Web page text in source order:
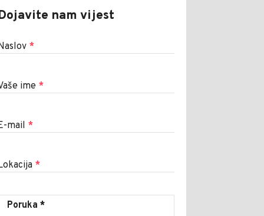
nam vijest
*
ime *
mail *
*